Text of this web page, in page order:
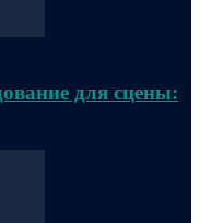
для сцены: